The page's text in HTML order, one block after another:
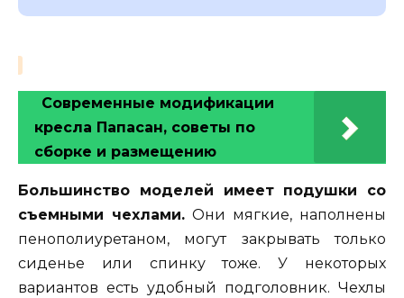
Современные модификации
кресла Папасан, советы по
сборке и размещению
Большинство моделей имеет подушки со
съемными чехлами. Они мягкие, наполнены
пенополиуретаном, могут закрывать только
сиденье или спинку тоже. У некоторых
вариантов есть удобный подголовник. Чехлы